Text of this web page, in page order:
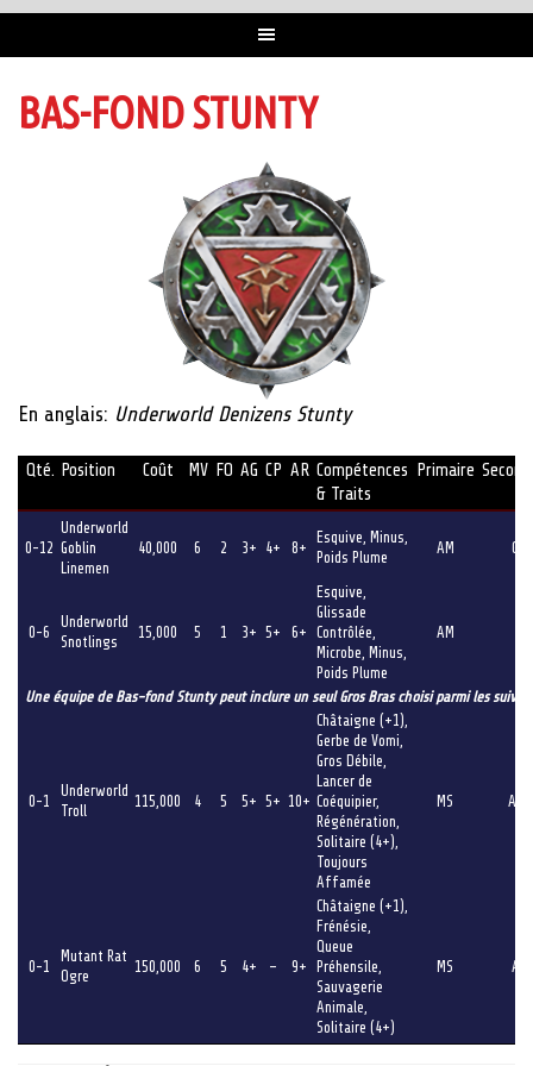
BAS-FOND STUNTY
En anglais: Underworld Denizens Stunty
Qté. Position Coût MV FO AG CP AR Compétences
& Traits
Primaire
0-12
Underworld
Goblin
Linemen
40,000 6 2 3+ 4+ 8+
Esquive, Minus,
Poids Plume
AM GS
0-6
Underworld
Snotlings
15,000 5 1 3+ 5+ 6+
Esquive,
Glissade
Contrôlée,
Microbe, Minus,
Poids Plume
AM
Une équipe de Bas-fond Stunty peut inclure un seul Gros Bras choisi parmi les
0-1
Underworld
Troll
115,000 4 5 5+ 5+ 10+
Châtaigne (+1),
Gerbe de Vomi,
Gros Débile,
Lancer de
Coéquipier,
Régénération,
Solitaire (4+),
Toujours
Affamée
MS AGP
0-1
Mutant Rat
Ogre
150,000 6 5 4+ – 9+
Châtaigne (+1),
Frénésie,
Queue
Préhensile,
Sauvagerie
Animale,
Solitaire (4+)
MS AG